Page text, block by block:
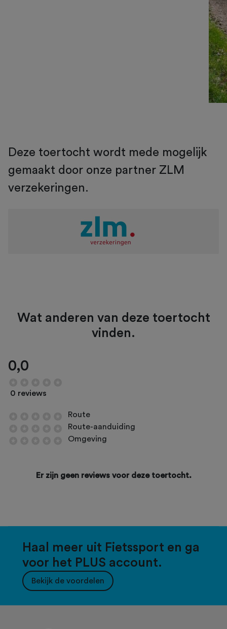
Deze toertocht wordt mede mogelijk
gemaakt door onze partner ZLM
verzekeringen.
Wat anderen van deze toertocht
vinden.
0,0
0 reviews
Route
Route-aanduiding
Omgeving
Er zijn geen reviews voor deze toertocht.
Haal meer uit Fietssport en ga
voor het PLUS account.
Bekijk de voordelen